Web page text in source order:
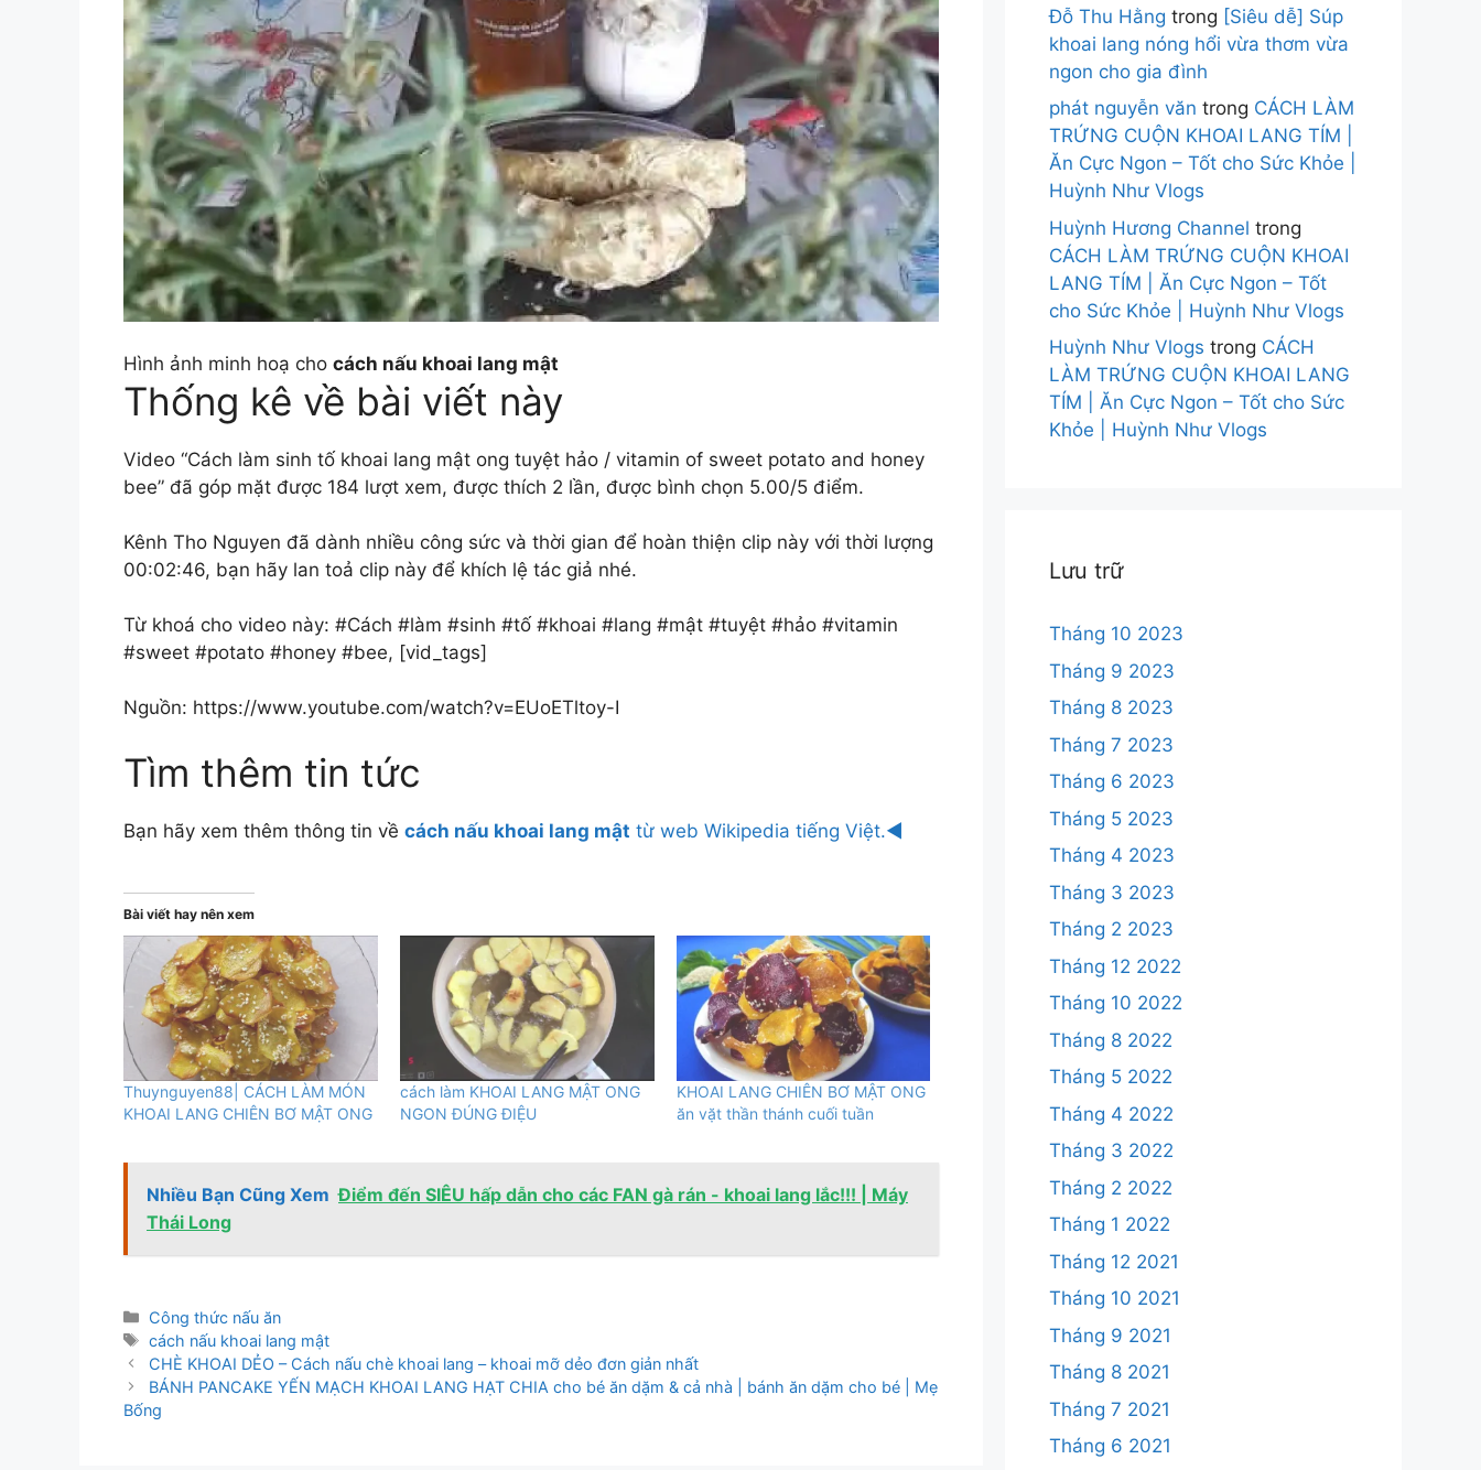
Hình ảnh minh hoạ cho cách nấu khoai lang mật
Thống kê về bài viết này
Video “Cách làm sinh tố khoai lang mật ong tuyệt hảo / vitamin of sweet potato and honey
bee” đã góp mặt được 184 lượt xem, được thích 2 lần, được bình chọn 5.00/5 điểm.
Kênh Tho Nguyen đã dành nhiều công sức và thời gian để hoàn thiện clip này với thời lượng
00:02:46, bạn hãy lan toả clip này để khích lệ tác giả nhé.
Từ khoá cho video này: #Cách #làm #sinh #tố #khoai #lang #mật #tuyệt #hảo #vitamin
#sweet #potato #honey #bee, [vid_tags]
Nguồn: https://www.youtube.com/watch?v=EUoETltoy-I
Tìm thêm tin tức
Bạn hãy xem thêm thông tin về cách nấu khoai lang mật từ web Wikipedia tiếng Việt.◄
Bài viết hay nên xem
Thuynguyen88| CÁCH LÀM MÓN
KHOAI LANG CHIÊN BƠ MẬT ONG
cách làm KHOAI LANG MẬT ONG
NGON ĐÚNG ĐIỆU
KHOAI LANG CHIÊN BƠ MẬT ONG
ăn vặt thần thánh cuối tuần
Nhiều Bạn Cũng Xem Điểm đến SIÊU hấp dẫn cho các FAN gà rán - khoai lang lắc!!! | Máy
Thái Long
Danh
mục
Công thức nấu ăn
Thẻ
cách nấu khoai lang mật
CHÈ KHOAI DẺO – Cách nấu chè khoai lang – khoai mỡ dẻo đơn giản nhất
BÁNH PANCAKE YẾN MẠCH KHOAI LANG HẠT CHIA cho bé ăn dặm & cả nhà | bánh ăn dặm cho bé | Mẹ
Bống
Đỗ Thu Hằng trong [Siêu dễ] Súp
khoai lang nóng hổi vừa thơm vừa
ngon cho gia đình
phát nguyễn văn trong CÁCH LÀM
TRỨNG CUỘN KHOAI LANG TÍM |
Ăn Cực Ngon – Tốt cho Sức Khỏe |
Huỳnh Như Vlogs
Huỳnh Hương Channel trong
CÁCH LÀM TRỨNG CUỘN KHOAI
LANG TÍM | Ăn Cực Ngon – Tốt
cho Sức Khỏe | Huỳnh Như Vlogs
Huỳnh Như Vlogs trong CÁCH
LÀM TRỨNG CUỘN KHOAI LANG
TÍM | Ăn Cực Ngon – Tốt cho Sức
Khỏe | Huỳnh Như Vlogs
Lưu trữ
Tháng 10 2023
Tháng 9 2023
Tháng 8 2023
Tháng 7 2023
Tháng 6 2023
Tháng 5 2023
Tháng 4 2023
Tháng 3 2023
Tháng 2 2023
Tháng 12 2022
Tháng 10 2022
Tháng 8 2022
Tháng 5 2022
Tháng 4 2022
Tháng 3 2022
Tháng 2 2022
Tháng 1 2022
Tháng 12 2021
Tháng 10 2021
Tháng 9 2021
Tháng 8 2021
Tháng 7 2021
Tháng 6 2021